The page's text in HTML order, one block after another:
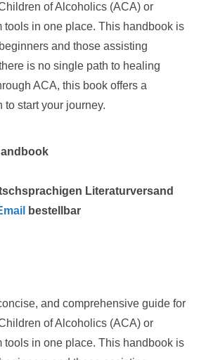
of Alcoholics (ACA) or
tools in one place. This handbook is
and those assisting
is no single path to healing
ACA, this book offers a
to start your journey.
Literaturversand
bestellbar
and comprehensive guide for
of Alcoholics (ACA) or
tools in one place. This handbook is